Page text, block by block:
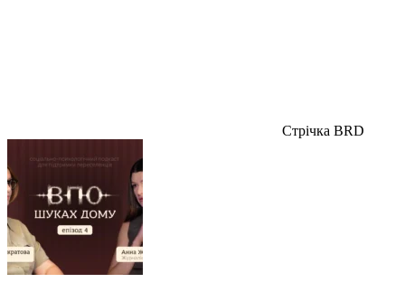
Стрічка BRD